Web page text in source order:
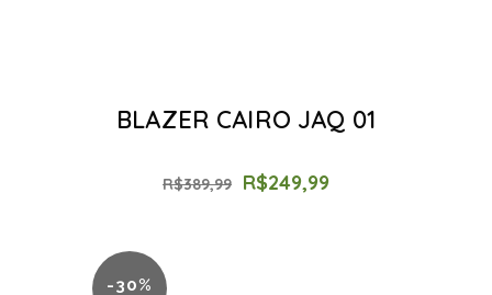
BLAZER CAIRO JAQ 01
R$389,99 R$249,99
-30%